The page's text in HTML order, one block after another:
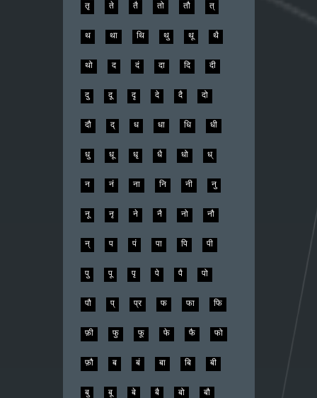
तृ ते तै तो तौ त्
थ था थि थु थू थै
थो द दं दा दि दी
दु दू दृ दे दै दो
दौ द् ध धा धि धी
धु धू धृ धै धो ध्
न नं ना नि नी नु
नू नृ ने नै नो नौ
न् प पं पा पि पी
पु पू पृ पे पै पो
पौ प् प्र फ फा फि
फ़ी फु फू फे फै फो
फ़ौ ब बं बा बि बी
बु बू बे बै बो बौ